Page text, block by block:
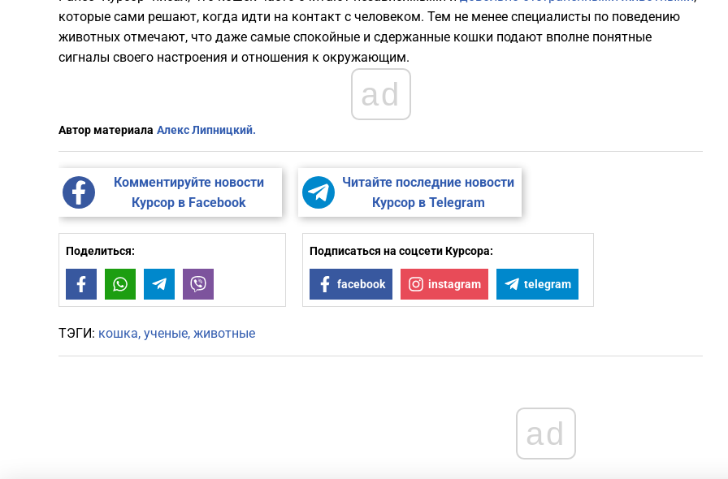
которые сами решают, когда идти на контакт с человеком. Тем не менее специалисты по поведению
животных отмечают, что даже самые спокойные и сдержанные кошки подают вполне понятные
сигналы своего настроения и отношения к окружающим.
ad
Автор материала Алекс Липницкий.
Комментируйте новости
Курсор в Facebook
Читайте последние новости
Курсор в Telegram
Поделиться:
FacebookWhatsAppTelegram
Подписаться на соцсети Курсора:
facebook instagram telegram
ТЭГИ: кошка ученые животные
ad